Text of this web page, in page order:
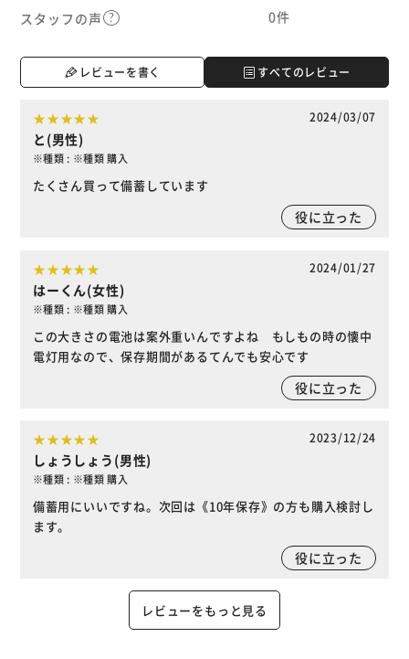
スタッフの声
0件
レビューを書く すべてのレビュー
2024/03/07
と(男性)
※種類 : ※種類 購入
たくさん買って備蓄しています
役に立った
2024/01/27
はーくん(女性)
※種類 : ※種類 購入
この大きさの電池は案外重いんですよね もしもの時の懐中
電灯用なので、保存期間があるてんでも安心です
役に立った
2023/12/24
しょうしょう(男性)
※種類 : ※種類 購入
備蓄用にいいですね。次回は《10年保存》の方も購入検討し
ます。
役に立った
レビューをもっと見る